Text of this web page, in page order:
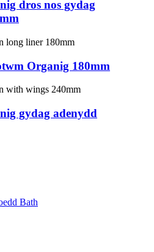
dros nos gydag
Organig 180mm
gydag adenydd
Bath